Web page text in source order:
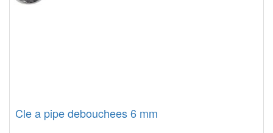
Cle a pipe debouchees 6 mm